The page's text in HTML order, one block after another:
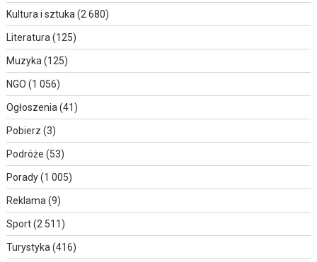
Kultura i sztuka(2 680)
Literatura(125)
Muzyka(125)
NGO (1 056)
Ogłoszenia(41)
Pobierz (3)
Podróże (53)
Porady(1 005)
Reklama(9)
Sport(2 511)
Turystyka(416)